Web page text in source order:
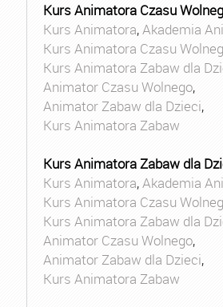
Kurs Animatora Czasu
Kurs Animatora,Akademia
Kurs Animatora Czasu
Kurs Animatora Zabaw dla
Animator Czasu Wolnego,
Animator Zabaw dla Dzieci,
Kurs Animatora Zabaw
Kurs Animatora Zabaw dla
Kurs Animatora,Akademia
Kurs Animatora Czasu
Kurs Animatora Zabaw dla
Animator Czasu Wolnego,
Animator Zabaw dla Dzieci,
Kurs Animatora Zabaw